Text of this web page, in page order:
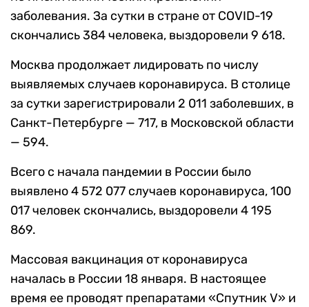
заболевания. За сутки в стране от COVID-19
скончались 384 человека, выздоровели 9 618.
Москва продолжает лидировать по числу
выявляемых случаев коронавируса. В столице
за сутки зарегистрировали 2 011 заболевших, в
Санкт-Петербурге — 717, в Московской области
— 594.
Всего с начала пандемии в России было
выявлено 4 572 077 случаев коронавируса, 100
017 человек скончались, выздоровели 4 195
869.
Массовая вакцинация от коронавируса
началась в России 18 января. В настоящее
время ее проводят препаратами «Спутник V» и